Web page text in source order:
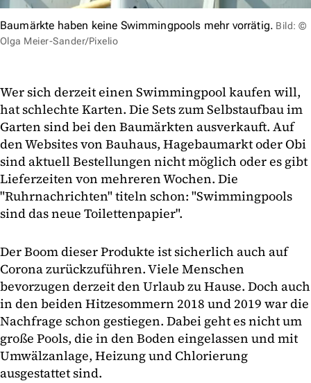
Baumärkte haben keine Swimmingpools mehr vorrätig. Bild: ©
Olga Meier-Sander/Pixelio
Wer sich derzeit einen Swimmingpool kaufen will,
hat schlechte Karten. Die Sets zum Selbstaufbau im
Garten sind bei den Baumärkten ausverkauft. Auf
den Websites von Bauhaus, Hagebaumarkt oder Obi
sind aktuell Bestellungen nicht möglich oder es gibt
Lieferzeiten von mehreren Wochen. Die
"Ruhrnachrichten" titeln schon: "Swimmingpools
sind das neue Toilettenpapier".
Der Boom dieser Produkte ist sicherlich auch auf
Corona zurückzuführen. Viele Menschen
bevorzugen derzeit den Urlaub zu Hause. Doch auch
in den beiden Hitzesommern 2018 und 2019 war die
Nachfrage schon gestiegen. Dabei geht es nicht um
große Pools, die in den Boden eingelassen und mit
Umwälzanlage, Heizung und Chlorierung
ausgestattet sind.